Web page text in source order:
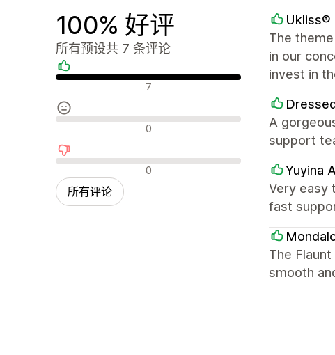
100% 好评
所有预设共 7 条评论
好评 7
中评 0
差评 0
所有评论
Ukliss®
The
in our
invest in
A
support
Yuyina
Very easy
fast
The
smooth